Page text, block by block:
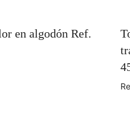
en algodón Ref.